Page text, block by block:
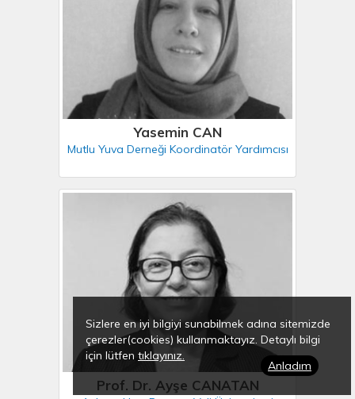
Yasemin CAN
Mutlu Yuva Derneği Koordinatör Yardımcısı
Prof. Dr. Ayşe CANATAN
Sizlere en iyi bilgiyi sunabilmek adına sitemizde
çerezler(cookies) kullanmaktayız. Detaylı bilgi
için lütfen tıklayınız.
Anladım